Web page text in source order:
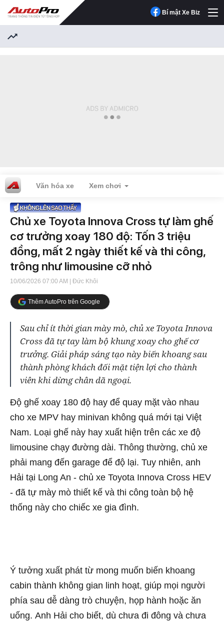
Bí mật Xe Biz
Văn hóa xe Xem chơi
Chủ xe Toyota Innova Cross tự làm ghế
cơ trưởng xoay 180 độ: Tốn 3 triệu
đồng, mất 2 ngày thiết kế và thi công,
trông như limousine cỡ nhỏ
10/06/2026 07:00 AM | Đức Khôi
Thêm AutoPro trên Google
Sau chỉ ít thời gian mày mò, chủ xe Toyota Innova
Cross đã tự tay làm bộ khung xoay cho ghế cơ
trưởng. Giải pháp sáng tạo này biến khoang sau
thành phòng khách đối mặt tiện lợi cho thành
viên khi dừng chân dã ngoại.
Độ ghế xoay 180 độ hay để quay mặt vào nhau
cho xe MPV hay minivan không quá mới tại Việt
Nam. Loại ghế này hay xuất hiện trên các xe độ
limousine chạy đường dài. Thông thường, chủ xe
phải mang đến garage để độ lại. Tuy nhiên, anh
Hải tại Long An - chủ xe Toyota Innova Cross HEV
- đã tự mày mò thiết kế và thi công toàn bộ hệ
thống này cho chiếc xe gia đình.
Ý tưởng xuất phát từ mong muốn biến khoang
cabin thành không gian linh hoạt, giúp mọi người
phía sau dễ dàng trò chuyện, họp hành hoặc ăn
uống. Anh Hải cho biết, dù chưa đi đông và chưa